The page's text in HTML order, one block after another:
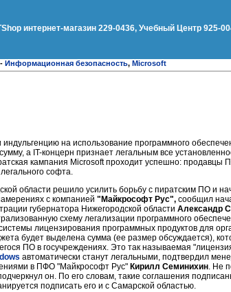
интернет-магазин 229-0436, Учебный Центр 925-
- Информационная безопасность, Microsoft
на использование программного
а IT-концерн признает легальным все
кампания Microsoft проходит успешно: продавцы
софта.
области решило усилить борьбу с пиратским ПО и
с компанией "Майкрософт Рус", сообщил
губернатора Нижегородской области Александр
схему легализации программного
лицензирования программных продуктов для
будет выделена сумма (ее размер обсуждается),
ПО в госучреждениях. Это так называемая
автоматически станут легальными, подтвердил
в ПФО "Майкрософт Рус" Кирилл Семинихин . Не
он. По его словам, такие соглашения
подписать его и с Самарской областью.